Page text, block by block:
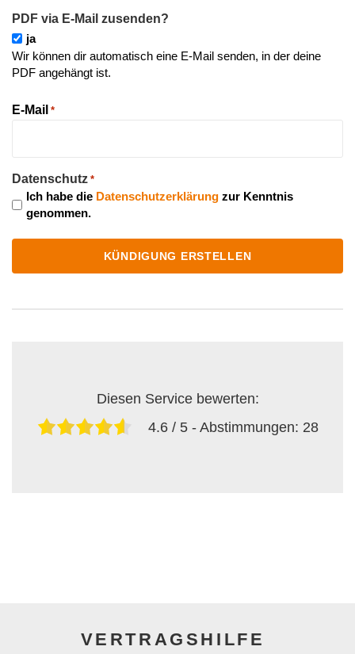
PDF via E-Mail zusenden?
ja
Wir können dir automatisch eine E-Mail senden, in der deine
PDF angehängt ist.
E-Mail *
Datenschutz *
Ich habe die Datenschutzerklärung zur Kenntnis
genommen.
Diesen Service bewerten:
4.6/ 5 - Abstimmungen: 28
VERTRAGSHILFE